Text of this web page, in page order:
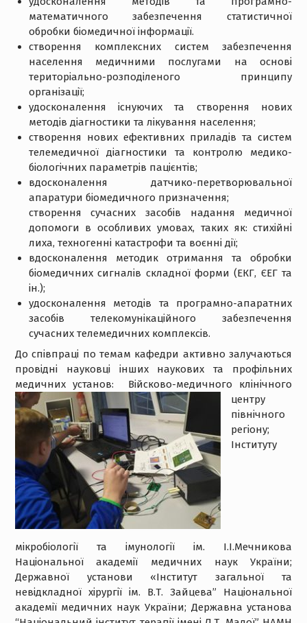
математичного забезпечення статистичної
обробки біомедичної інформації.
створення комплексних систем забезпечення
населення медичними послугами на основі
територіально-розподіленого принципу
організації;
удосконалення існуючих та створення нових
методів діагностики та лікування населення;
створення нових ефективних приладів та систем
телемедичної діагностики та контролю медико-
біологічних параметрів пацієнтів;
вдосконалення датчико-перетворювальної
апаратури біомедичного призначення;
створення сучасних засобів надання медичної
допомоги в особливих умовах, таких як: стихійні
лиха, техногенні катастрофи та воєнні дії;
вдосконалення методик отримання та обробки
біомедичних сигналів складної форми (ЕКГ, ЄЕГ та
ін.);
удосконалення методів та програмно-апаратних
засобів телекомунікаційного забезпечення
сучасних телемедичних комплексів.
До співпраці по темам кафедри активно залучаються
провідні науковці інших наукових та профільних
медичних установ: Війсково-медичного клінічного
центру
північного
регіону;
Інституту
мікробіології та імунології ім. І.І.Мечникова
Національної академії медичних наук України;
Державної установи «Інститут загальної та
невідкладної хірургії ім. В.Т. Зайцева” Національної
академії медичних наук України; Державна установа